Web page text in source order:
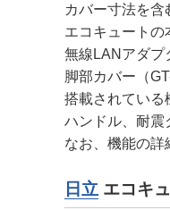
カバー寸法を含
エコキュートの
無線LANアダプ
脚部カバー（
搭載されている
ハンドル、耐震
なお、機能の詳
日立 エコキ